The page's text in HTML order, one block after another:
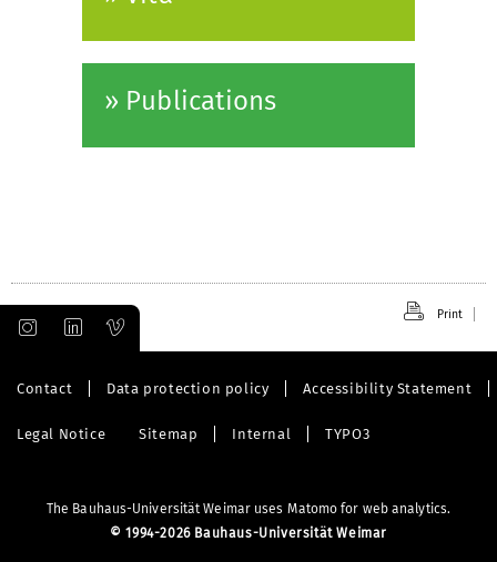
» Publications
Print
Contact Data protection policy Accessibility Statement
Legal Notice Sitemap Internal TYPO3
The Bauhaus-Universität Weimar uses Matomo for web analytics.
© 1994-2026 Bauhaus-Universität Weimar